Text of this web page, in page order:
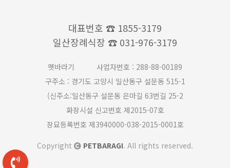
대표번호 ☎ 1855-3179
일산장례식장 ☎ 031-976-3179
펫바라기
사업자번호 : 288-88-00189
구주소 : 경기도 고양시 일산동구 설문동 515-1
(신주소:일산동구 설문동 은마길 63번길 25-2
화장시설 신고번호 제2015-07호
장묘등록번호 제3940000-038-2015-0001호
Copyright PETBARAGI. All rights reserved.